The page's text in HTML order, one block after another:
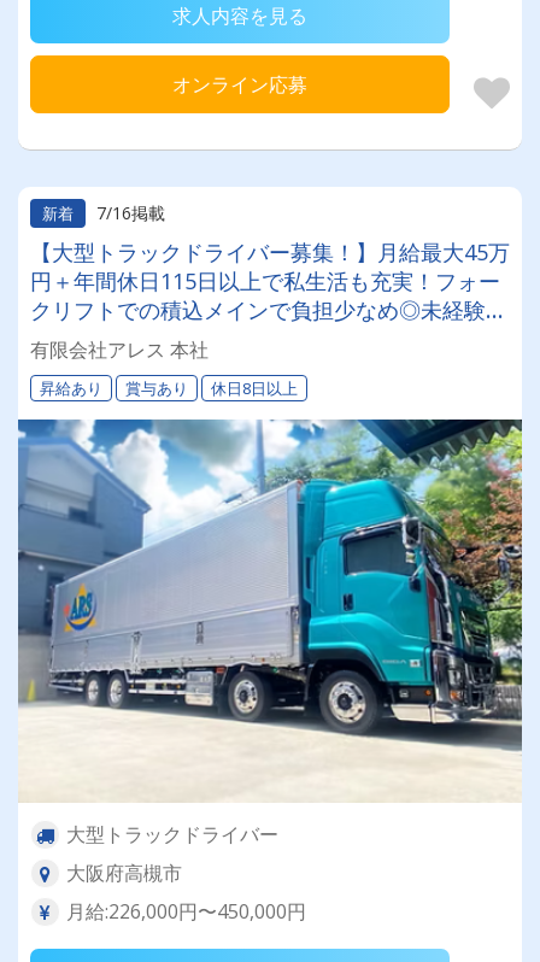
求人内容を見る
オンライン応募
新着 7/16掲載
【大型トラックドライバー募集！】月給最大45万
円＋年間休日115日以上で私生活も充実！フォー
クリフトでの積込メインで負担少なめ◎未経験で
も安心の丁寧な搭乗指導あり★無理なく長く働け
る環境です！
有限会社アレス 本社
昇給あり 賞与あり 休日8日以上
大型トラックドライバー
大阪府高槻市
月給:226,000円〜450,000円